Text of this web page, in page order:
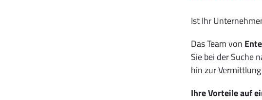
Ist Ihr
Das Team von
Sie bei der Suche
hin zur
Ihre Vorteile auf